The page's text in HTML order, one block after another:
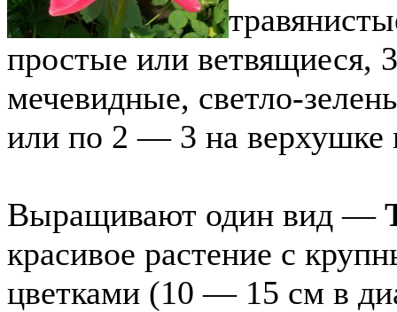
простые или
мечевидные, светло-
или по 2 — 3 на верхушке
Выращивают один вид —
красивое растение с
цветками (10 — 15 см в